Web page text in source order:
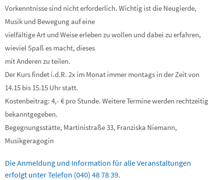
Vorkenntnisse sind nicht erforderlich. Wichtig ist die Neugierde,
Musik und Bewegung auf eine
vielfältige Art und Weise erleben zu wollen und dabei zu erfahren,
wieviel Spaß es macht, dieses
mit Anderen zu teilen.
Der Kurs findet i.d.R. 2x im Monat immer montags in der Zeit von
14.15 bis 15.15 Uhr statt.
Kostenbeitrag: 4,- € pro Stunde. Weitere Termine werden rechtzeitig
bekanntgegeben.
Begegnungsstätte, Martinistraße 33, Franziska Niemann,
Musikgeragogin
Die Anmeldung und Information für alle Veranstaltungen
erfolgt unter Telefon (040) 48 78 39.